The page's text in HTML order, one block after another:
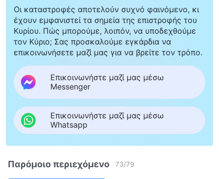
Οι καταστροφές αποτελούν συχνό φαινόμενο, κι
έχουν εμφανιστεί τα σημεία της επιστροφής του
Κυρίου. Πώς μπορούμε, λοιπόν, να υποδεχθούμε
τον Κύριο; Σας προσκαλούμε εγκάρδια να
επικοινωνήσετε μαζί μας για να βρείτε τον τρόπο.
Επικοινωνήστε μαζί μας μέσω
Messenger
Επικοινωνήστε μαζί μας μέσω
Whatsapp
Παρόμοιο περιεχόμενο 73/79